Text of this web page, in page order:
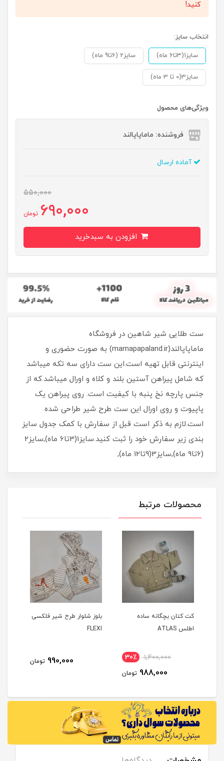
کنید!
انتخاب سایز:
سایز1(3تا6 ماه) سایز2 (6تا9 ماه)
سایز3(0 تا 3 ماه)
ویژگی‌های محصول
فروشنده: ماماپاپالند
آماده ارسال
550,000
690,000 تومان
ست طلایی شیر شاهین در فروشگاه
ماماپاپالند(mamapapaland.ir) به صورت حضوری و
اینترنتی قابل تهیه است.این ست دارای سه تکه میباشد
که شامل پیراهن آستین بلند و کلاه و اورال میباشد.که از
جنس پارچه نخ پنبه با کیفیت است. روی پیراهن یک
پاپیوت و روی اورال این ست طرح شیر طراحی شده
است.لازم به ذکر است قبل از سفارش با کمک جدول سایز
بندی زیر سفارش خود را ثبت کنید.سایز1(3تا6 ماه),سایز2
(6تا9 ماه),سایز3(9تا12 ماه),
محصولات مرتبط
کت کتان بچگانه ساده
اطلس ATLAS
1,400,000 30٪
988,000 تومان
بلوز شلوار طرح شیر فلکسی
FLEXI
990,000 تومان